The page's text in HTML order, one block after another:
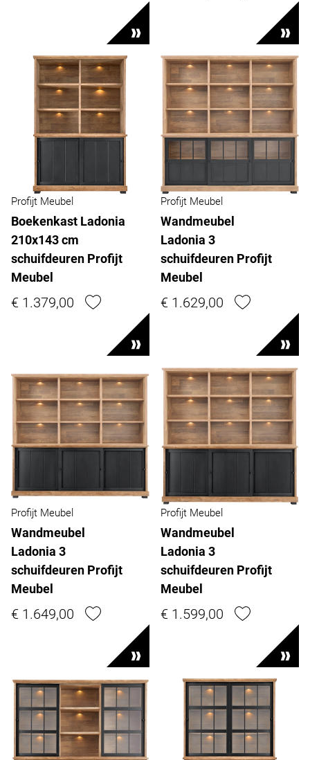
Profijt Meubel
Boekenkast Ladonia
210x143 cm
schuifdeuren Profijt
Meubel
€ 1.379,00
Profijt Meubel
Wandmeubel
Ladonia 3
schuifdeuren Profijt
Meubel
€ 1.629,00
Profijt Meubel
Wandmeubel
Ladonia 3
schuifdeuren Profijt
Meubel
€ 1.649,00
Profijt Meubel
Wandmeubel
Ladonia 3
schuifdeuren Profijt
Meubel
€ 1.599,00